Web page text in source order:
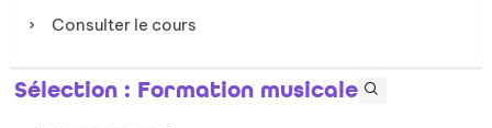
Consulter le cours
Sélection : Formation musicale